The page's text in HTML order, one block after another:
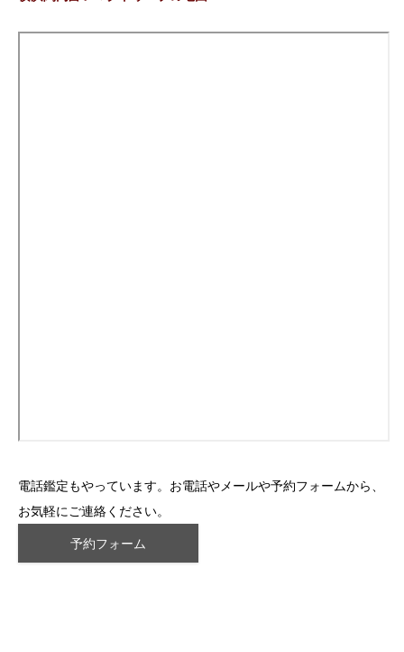
電話鑑定もやっています。お電話やメールや予約フォームから、
お気軽にご連絡ください。
予約フォーム